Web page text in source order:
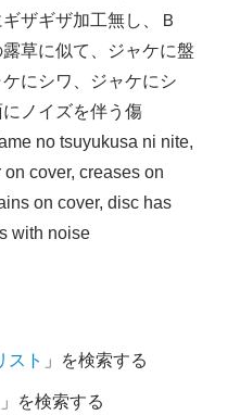
ザギザ加工無し、Ｂ
草に似て、ジャケに盤
にシワ、ジャケにシ
にノイズを伴う傷
no tsuyukusa ni nite,
on cover, creases on
on cover, disc has
with noise
スト 」を検索する
」を検索する